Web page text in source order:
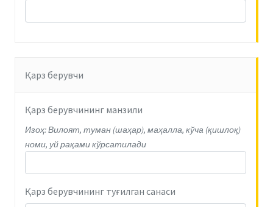
Қарз берувчи
Қарз берувчининг манзили
Изоҳ: Вилоят, туман (шаҳар), маҳалла, кўча (қишлоқ)
номи, уй рақами кўрсатилади
Қарз берувчининг туғилган санаси